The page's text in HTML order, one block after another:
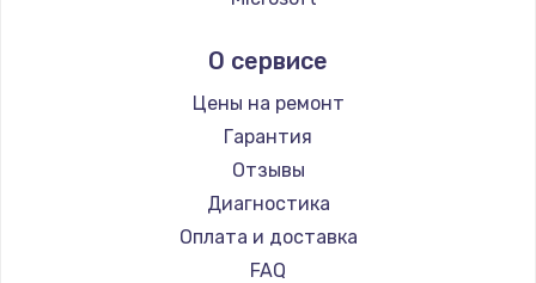
Ремонт ноутбуков Predator
Ремонт ноутбуков iru
Ремонт ноутбуков Machenike
Ремонт ноутбуков DEXP
Ремонт ноутбуков Teclast
Ремонт ноутбуков CHUWI
Ремонт ноутбуков Colorful
Aquarius
Gigabyte
Aorus
Maibenben
Getac
Epson
Philips
О сервисе
Цены на ремонт
Гарантия
Отзывы
Диагностика
Оплата и доставка
FAQ